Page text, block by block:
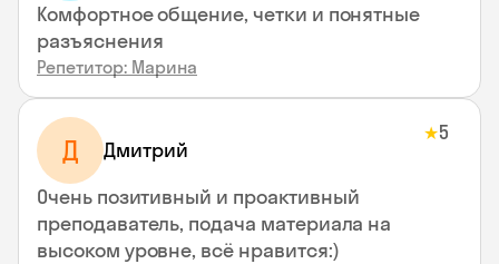
Комфортное общение, четки и понятные
разъяснения
Репетитор: Марина
Д Дмитрий
★5
Очень позитивный и проактивный
преподаватель, подача материала на
высоком уровне, всё нравится:)